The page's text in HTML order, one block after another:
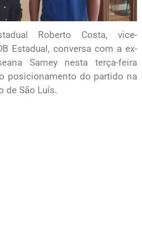
Roberto Costa, vice-
Estadual, conversa com a ex-
Sarney nesta terça-feira
posicionamento do partido na
de São Luís.